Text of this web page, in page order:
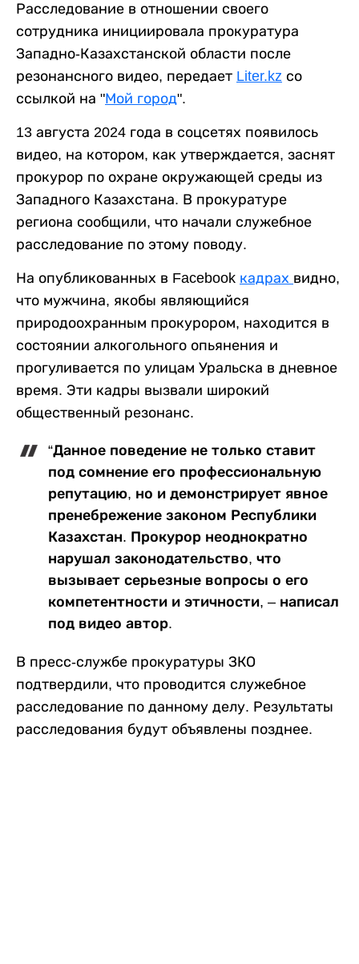
Расследование в отношении своего
сотрудника инициировала прокуратура
Западно-Казахстанской области после
резонансного видео, передает Liter.kz со
ссылкой на "Мой город".
13 августа 2024 года в соцсетях появилось
видео, на котором, как утверждается, заснят
прокурор по охране окружающей среды из
Западного Казахстана. В прокуратуре
региона сообщили, что начали служебное
расследование по этому поводу.
На опубликованных в Facebook кадрах видно,
что мужчина, якобы являющийся
природоохранным прокурором, находится в
состоянии алкогольного опьянения и
прогуливается по улицам Уральска в дневное
время. Эти кадры вызвали широкий
общественный резонанс.
“Данное поведение не только ставит
под сомнение его профессиональную
репутацию, но и демонстрирует явное
пренебрежение законом Республики
Казахстан. Прокурор неоднократно
нарушал законодательство, что
вызывает серьезные вопросы о его
компетентности и этичности, – написал
под видео автор.
В пресс-службе прокуратуры ЗКО
подтвердили, что проводится служебное
расследование по данному делу. Результаты
расследования будут объявлены позднее.